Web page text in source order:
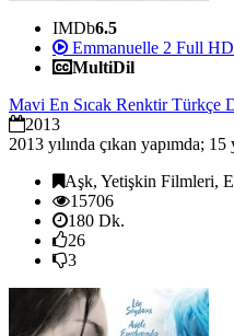
IMDb6.5
Emmanuelle 2 Full
MultiDil
Mavi En Sıcak Renktir Türkçe
2013
2013 yılında çıkan yapımda;
Aşk, Yetişkin Filmleri,
15706
180 Dk.
26
3